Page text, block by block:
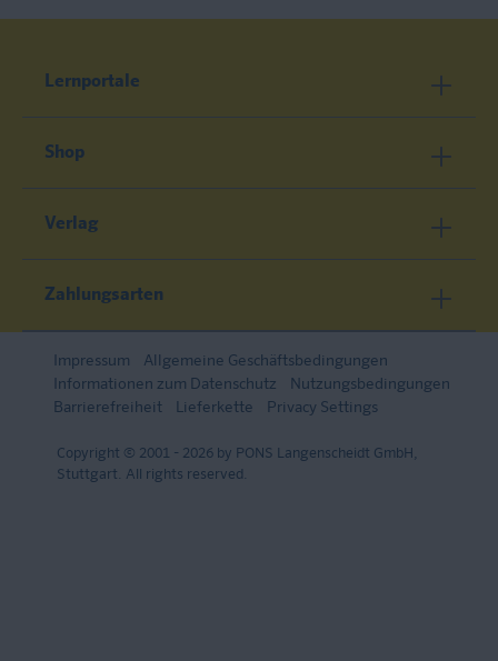
Lernportale
Shop
Verlag
Zahlungsarten
Impressum
Allgemeine Geschäftsbedingungen
Informationen zum Datenschutz
Nutzungsbedingungen
Barrierefreiheit
Lieferkette Privacy Settings
Copyright © 2001 - 2026 by PONS Langenscheidt GmbH,
Stuttgart. All rights reserved.